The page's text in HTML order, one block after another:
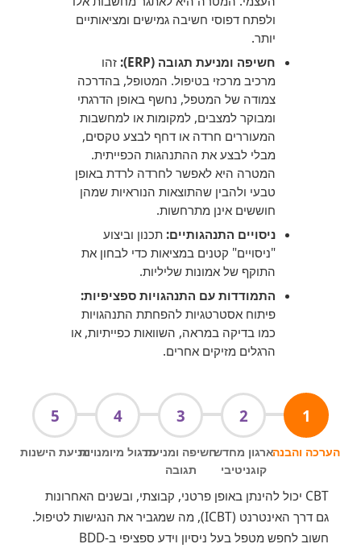
ולפתח דפוסי חשיבה גמישים ומציאותיים
יותר.
חשיפה ומניעת תגובה (ERP):
זהו
מרכיב מרכזי בטיפול. המטופל, בהדרכה
צמודה של המטפל, נחשף באופן הדרגתי
ומבוקר למצבים, למקומות או למחשבות
המעוררים חרדה או דחף לבצע טקסים,
מבלי לבצע את ההתנהגות הכפייתית.
המטרה היא לאפשר לחרדה לרדת באופן
טבעי ולהבין שהתוצאות הנוראיות שמהן
חוששים אינן מתרחשות.
ניסויים התנהגותיים: תכנון וביצוע
"ניסויים" קטנים במציאות כדי לבחון את
התוקף של אמונות שליליות.
התמודדות עם התנהגויות ספציפיות:
פיתוח אסטרטגיות להפחתת התנהגויות
כמו בדיקה במראה, השוואות כפייתיות, או
הרגלים מזיקים אחרים.
1
הערכה והבנה
2
ארגון מחדש
קוגניטיבי
3
חשיפה ומניעת
תגובה
4
תרגול מיומנויות
5
מניעת הישנות
CBT יכול להינתן באופן פרטני, קבוצתי, ובשנים האחרונות
גם דרך האינטרנט (ICBT), מה שמגביר את הנגישות לטיפול.
חשוב לחפש מטפל בעל ניסיון וידע ספציפי ב-BDD